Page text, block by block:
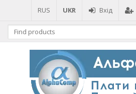
RUS UKR Вхід